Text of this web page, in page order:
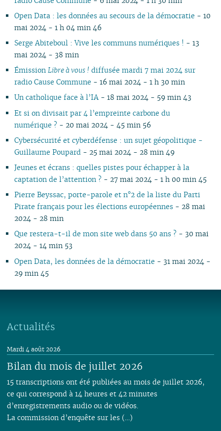
0102
01
02
01
02
01
02
01
02
01
02
01
01
01
03
02
02 03
03
02
Open Data : les données au secours de la démocratie - 10
mai 2024 - 1 h 04 min 46
Serge Abiteboul : Vive les communs numériques ! - 13
mai 2024 - 38 min
Émission Libre à vous ! diffusée mardi 7 mai 2024 sur
radio Cause Commune - 16 mai 2024 - 1 h 30 min
Un catholique face à l’IA- 18 mai 2024 - 59 min 43
Et si on divisait par 4 l’empreinte carbone du
numérique ? - 20 mai 2024 - 45 min 56
Cybersécurité et cyberdéfense : un sujet géopolitique -
Guillaume Poupard - 25 mai 2024 - 28 min 49
Jeunes et écrans : quelles pistes pour échapper à la
captation de l’attention ? - 27 mai 2024 - 1 h 00 min 45
Pierre Beyssac, porte-parole et n°2 de la liste du Parti
Pirate français pour les élections européennes - 28 mai
2024 - 28 min
Que restera-t-il de mon site web dans 50 ans ? - 30 mai
2024 - 14 min 53
Open Data, les données de la démocratie - 31 mai 2024 -
29 min 45
Actualités
Bilan du mois de juillet 2026
Mardi 4 août 2026
15 transcriptions ont été publiées au mois de juillet 2026,
ce qui correspond à 14 heures et 42 minutes
d’enregistrements audio ou de vidéos.
La commission d’enquête sur les (…)